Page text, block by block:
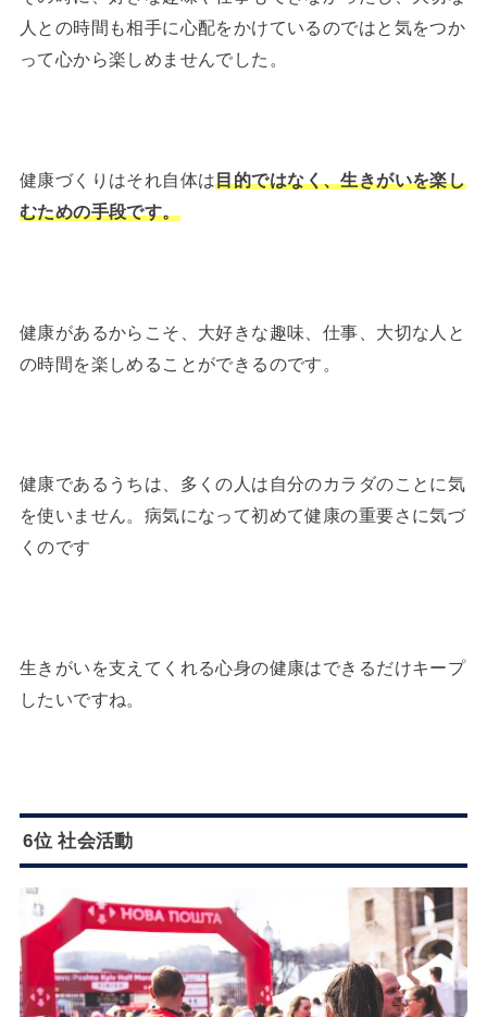
人との時間も相手に心配をかけているのではと気をつか
って心から楽しめませんでした。
健康づくりはそれ自体は目的ではなく、生きがいを楽し
むための手段です。
健康があるからこそ、大好きな趣味、仕事、大切な人と
の時間を楽しめることができるのです。
健康であるうちは、多くの人は自分のカラダのことに気
を使いません。病気になって初めて健康の重要さに気づ
くのです
生きがいを支えてくれる心身の健康はできるだけキープ
したいですね。
6位 社会活動